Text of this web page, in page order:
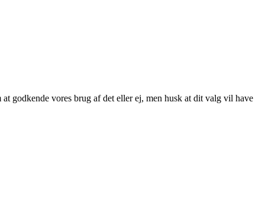
godkende vores brug af det eller ej, men husk at dit valg vil have